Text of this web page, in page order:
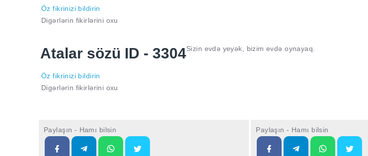
Öz fikrinizi bildirin
Digərlərin fikirlərini oxu
Atalar sözü ID - 3304Sizin evdə yeyək, bizim evdə oynayaq.
Öz fikrinizi bildirin
Digərlərin fikirlərini oxu
Paylaşın - Hamı bilsin Paylaşın - Hamı bilsin